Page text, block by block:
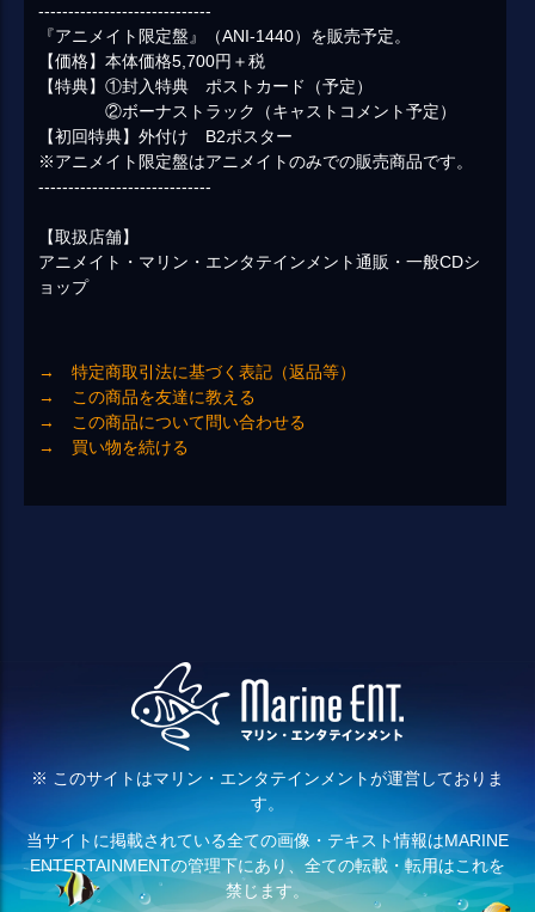
-----------------------------
『アニメイト限定盤』（ANI-1440）を販売予定。
【価格】本体価格5,700円＋税
【特典】①封入特典 ポストカード（予定）
②ボーナストラック（キャストコメント予定）
【初回特典】外付け B2ポスター
※アニメイト限定盤はアニメイトのみでの販売商品です。
-----------------------------
【取扱店舗】
アニメイト・マリン・エンタテインメント通販・一般CDシ
ョップ
→ 特定商取引法に基づく表記（返品等）
→ この商品を友達に教える
→ この商品について問い合わせる
→ 買い物を続ける
※ このサイトはマリン・エンタテインメントが運営しておりま
す。
当サイトに掲載されている全ての画像・テキスト情報はMARINE
ENTERTAINMENTの管理下にあり、全ての転載・転用はこれを
禁じます。